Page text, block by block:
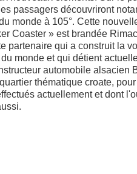
passagers découvriront
monde à 105°. Cette
Coaster » est brandée
partenaire qui a construit la
monde et qui détient
automobile alsacien
thématique croate,
actuellement et dont